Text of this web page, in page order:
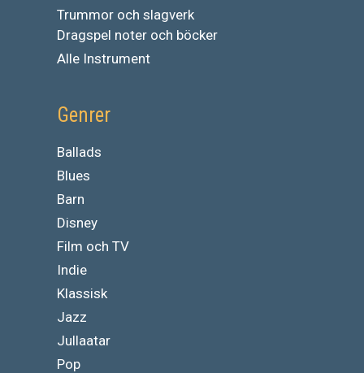
Trummor och slagverk
Dragspel noter och böcker
Alle Instrument
Genrer
Ballads
Blues
Barn
Disney
Film och TV
Indie
Klassisk
Jazz
Jullaatar
Pop